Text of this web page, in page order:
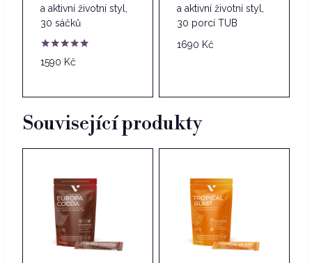
a aktivní životní styl,
30 sáčků
Hodnocení
5.00
1590 Kč
a aktivní životní styl,
30 porcí TUB
1690 Kč
Související produkty